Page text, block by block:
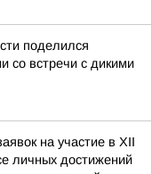
поделился
со встречи с дикими
на участие в ХII
личных достижений